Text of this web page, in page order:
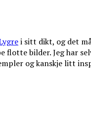
i sitt dikt, og det
bilder. Jeg har
og kanskje litt